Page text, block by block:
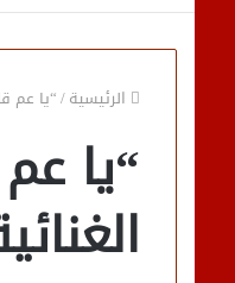
الرئيسية/“يا عم
“يا